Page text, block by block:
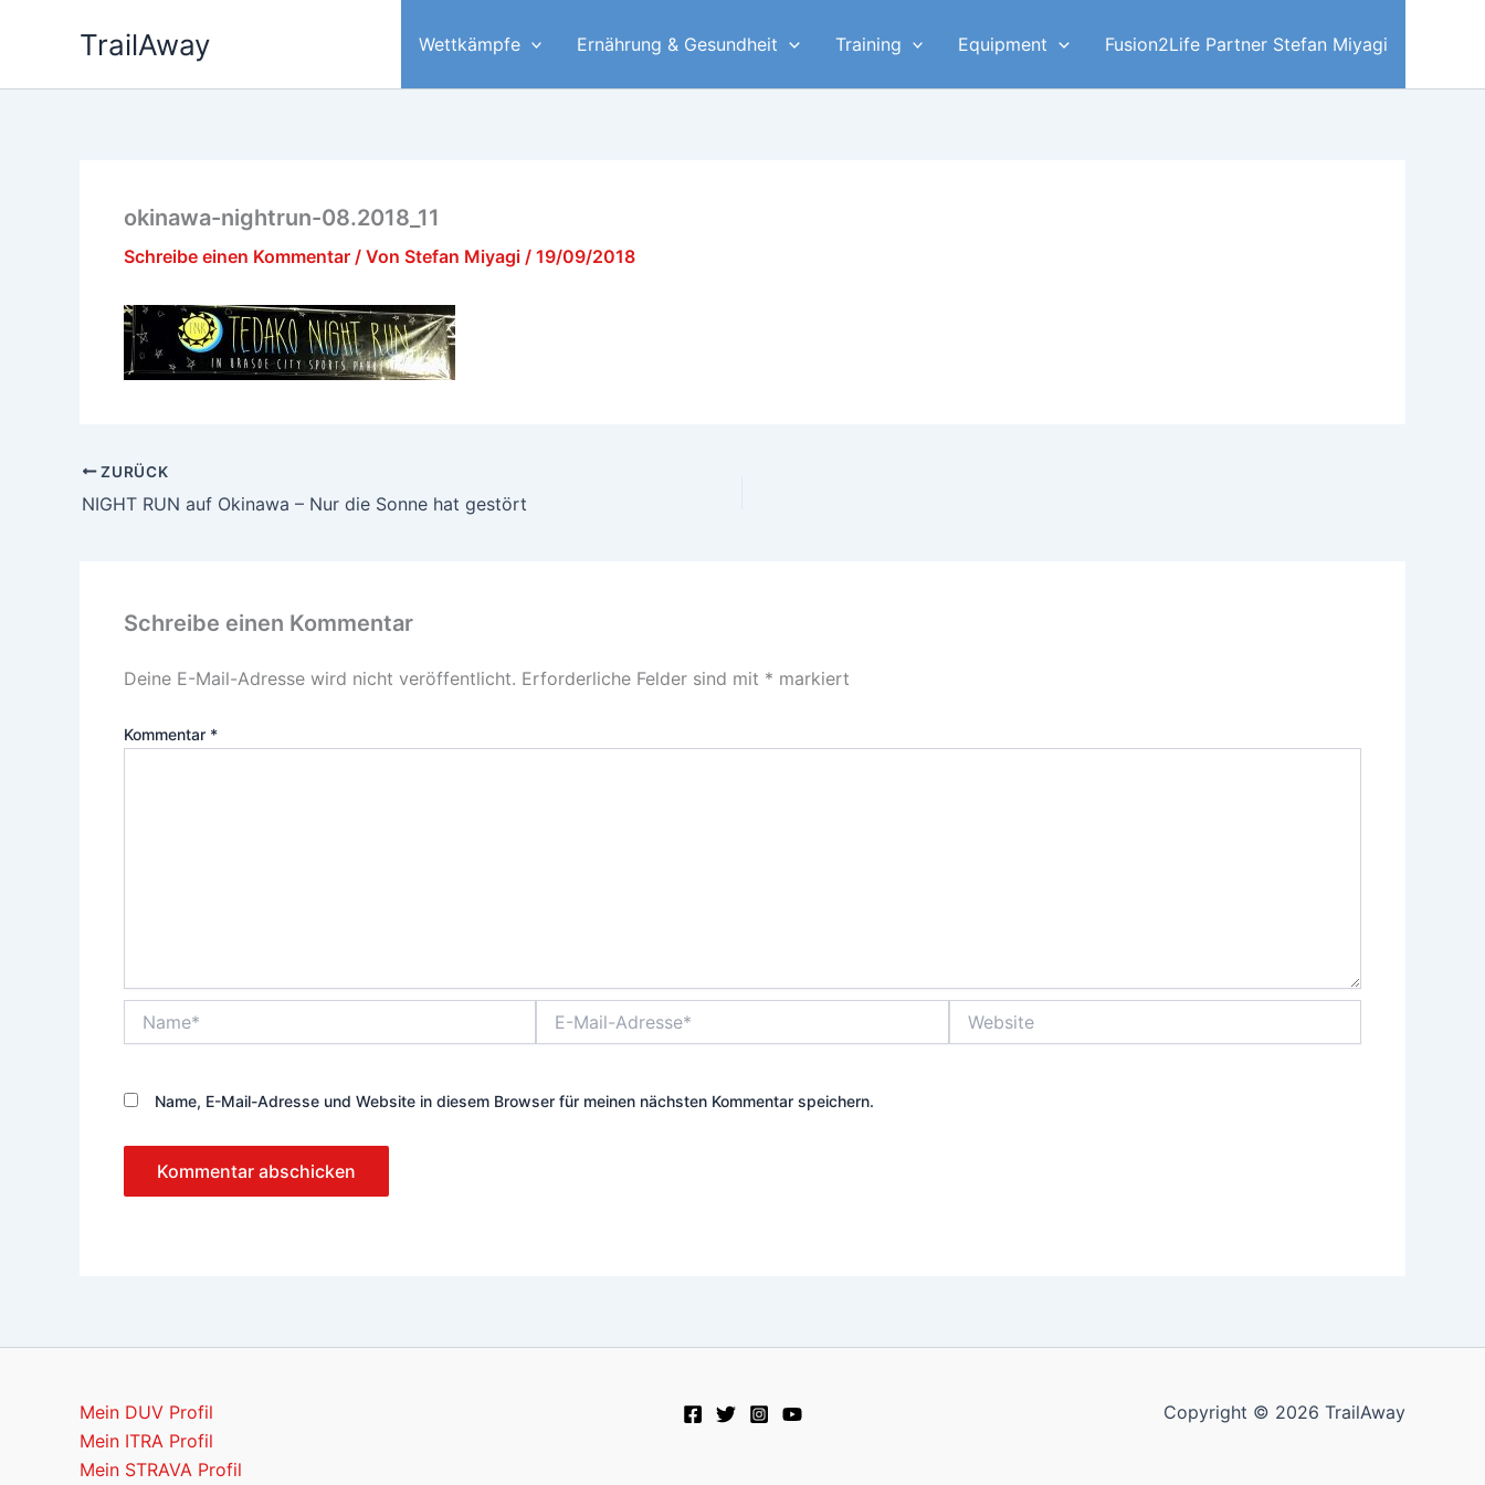
TrailAway Wettkämpfe Ernährung & Gesundheit Training Equipment Fusion2Life Partner Stefan Miyagi
okinawa-nightrun-08.2018_11
Schreibe einen Kommentar / Von Stefan Miyagi / 19/09/2018
ZURÜCK
NIGHT RUN auf Okinawa – Nur die Sonne hat gestört
Schreibe einen Kommentar
Deine E-Mail-Adresse wird nicht veröffentlicht. Erforderliche Felder sind mit * markiert
Kommentar *
Mail-
Name, E-Mail-Adresse und Website in diesem Browser für meinen nächsten Kommentar speichern.
Mein DUV Profil
Mein ITRA Profil
Mein STRAVA Profil
Copyright © 2026 TrailAway